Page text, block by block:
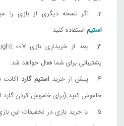
هند
007 First Light Standard Edition
اگر نسخه دیگری از بازی را
استیم استفاده کنید.
پشتیبانی برای شما فعال خواهد شد.
پیش از خرید استیم گارداکانت
خاموش کنید.(برای خاموش کردن گارد
با خرید بازی در تخفیفات این